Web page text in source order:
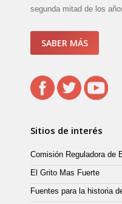
segunda mitad de los
SABER MÁS
Sitios de interés
Comisión Reguladora de
El Grito Mas Fuerte
Fuentes para la historia